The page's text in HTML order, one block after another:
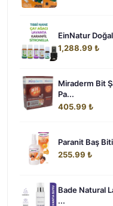
EinNatur
1,288.99 ₺
Miraderm Bit
Pa...
405.99 ₺
Paranit Baş
255.99 ₺
Bade Natural
...